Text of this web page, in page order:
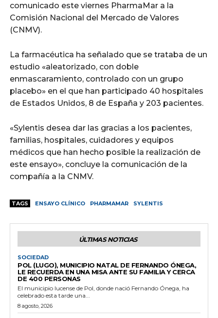
comunicado este viernes PharmaMar a la
Comisión Nacional del Mercado de Valores
(CNMV).
La farmacéutica ha señalado que se trataba de un
estudio «aleatorizado, con doble
enmascaramiento, controlado con un grupo
placebo» en el que han participado 40 hospitales
de Estados Unidos, 8 de España y 203 pacientes.
«Sylentis desea dar las gracias a los pacientes,
familias, hospitales, cuidadores y equipos
médicos que han hecho posible la realización de
este ensayo», concluye la comunicación de la
compañía a la CNMV.
TAGS ENSAYO CLÍNICO PHARMAMAR SYLENTIS
ÚLTIMAS NOTICIAS
SOCIEDAD
POL (LUGO), MUNICIPIO NATAL DE FERNANDO ÓNEGA,
LE RECUERDA EN UNA MISA ANTE SU FAMILIA Y CERCA
DE 400 PERSONAS
El municipio lucense de Pol, donde nació Fernando Ónega, ha
celebrado esta tarde una...
8 agosto, 2026